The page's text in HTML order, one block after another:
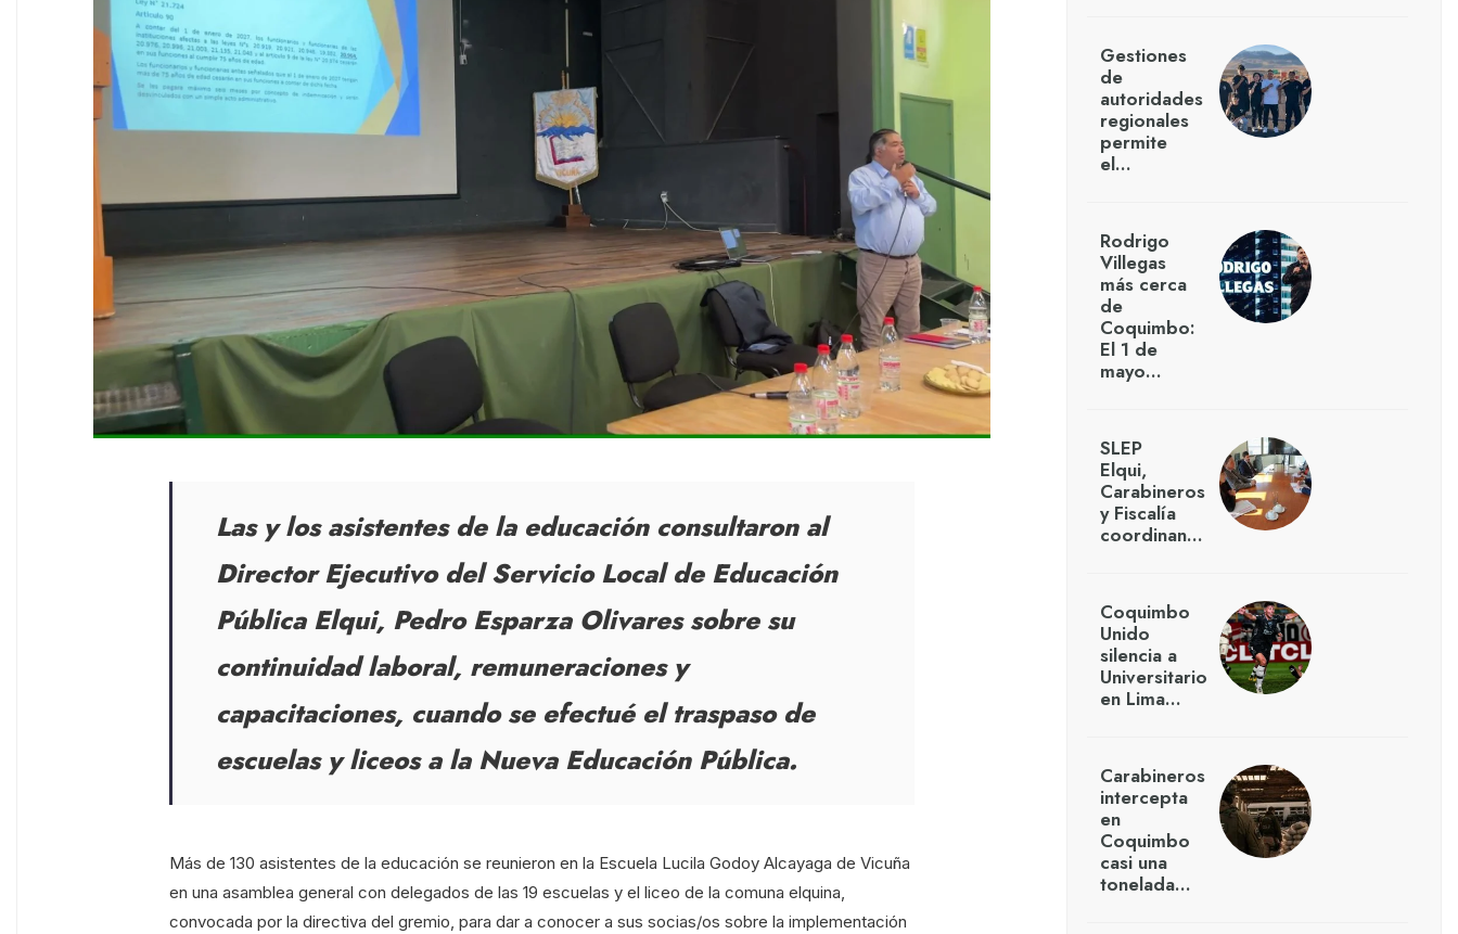
Las y los asistentes de la educación consultaron al
Director Ejecutivo del Servicio Local de Educación
Pública Elqui, Pedro Esparza Olivares sobre su
continuidad laboral, remuneraciones y
capacitaciones, cuando se efectué el traspaso de
escuelas y liceos a la Nueva Educación Pública.
Más de 130 asistentes de la educación se reunieron en la Escuela Lucila Godoy Alcayaga de Vicuña
en una asamblea general con delegados de las 19 escuelas y el liceo de la comuna elquina,
convocada por la directiva del gremio, para dar a conocer a sus socias/os sobre la implementación
Gestiones
de
autoridades
regionales
permite
el…
Rodrigo
Villegas
más cerca
de
Coquimbo:
El 1 de
mayo…
SLEP
Elqui,
Carabineros
y Fiscalía
coordinan…
Coquimbo
Unido
silencia a
Universitario
en Lima…
Carabineros
intercepta
en
Coquimbo
casi una
tonelada…